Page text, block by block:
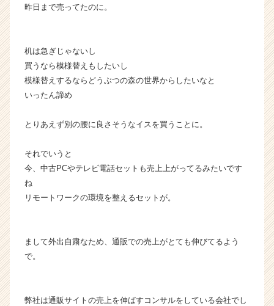
ア
ア
（C
r
r
r）
昨日まで売ってたのに。
机は急ぎじゃないし
買うなら模様替えもしたいし
模様替えするならどうぶつの森の世界からしたいなと
いったん諦め
とりあえず別の腰に良さそうなイスを買うことに。
それでいうと
今、中古PCやテレビ電話セットも売上上がってるみたいです
ね
リモートワークの環境を整えるセットが。
まして外出自粛なため、通販での売上がとても伸びてるよう
で。
弊社は通販サイトの売上を伸ばすコンサルをしている会社でし